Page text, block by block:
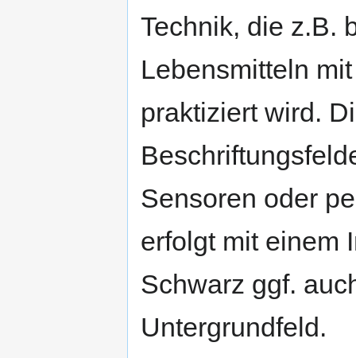
Technik, die z.B.
Lebensmitteln
praktiziert wird.
Sensoren oder
erfolgt mit einem
Schwarz ggf.
Untergrundfeld.